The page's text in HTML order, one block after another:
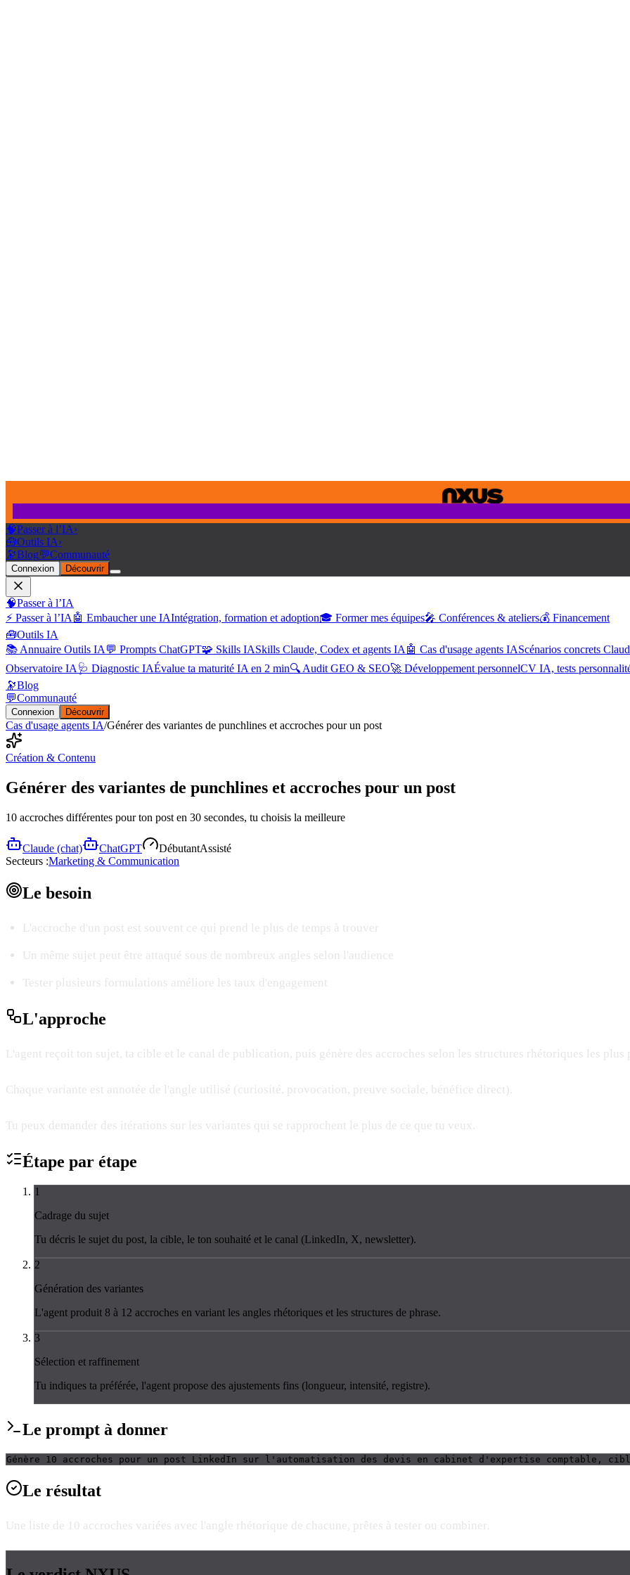
🧠Passer à l’IA›
🧰Outils IA›
🔭Blog💬Communauté
Connexion Découvrir
🧠Passer à l’IA
⚡ Passer à l’IA 🤖 Embaucher une IAIntégration, formation et adoption🎓 Former mes équipes🎤 Conférences & ateliers💰 Financement
🧰Outils IA
📚 Annuaire Outils IA 💬 Prompts ChatGPT🧩 Skills IASkills Claude, Codex et agents IA 🤖 Cas d'usage agents IAScénarios concrets
Observatoire IA 🩺 Diagnostic IAÉvalue ta maturité IA en 2 min🔍 Audit GEO & SEO🚀 Développement personnelCV IA, tests
🔭Blog
💬Communauté
Connexion Découvrir
Cas d'usage agents IA/Générer des variantes de punchlines et accroches pour un post
Création & Contenu
Générer des variantes de punchlines et accroches pour un post
10 accroches différentes pour ton post en 30 secondes, tu choisis la meilleure
Claude (chat) ChatGPT DébutantAssisté
Secteurs :Marketing & Communication
Le besoin
L'accroche d'un post est souvent ce qui prend le plus de temps à trouver
Un même sujet peut être attaqué sous de nombreux angles selon l'audience
Tester plusieurs formulations améliore les taux d'engagement
L'approche
L'agent reçoit ton sujet, ta cible et le canal de publication, puis génère des accroches selon les structures rhétoriques les plus
Chaque variante est annotée de l'angle utilisé (curiosité, provocation, preuve sociale, bénéfice direct).
Tu peux demander des itérations sur les variantes qui se rapprochent le plus de ce que tu veux.
Étape par étape
1
Cadrage du sujet
Tu décris le sujet du post, la cible, le ton souhaité et le canal (LinkedIn, X, newsletter).
2
Génération des variantes
L'agent produit 8 à 12 accroches en variant les angles rhétoriques et les structures de phrase.
3
Sélection et raffinement
Tu indiques ta préférée, l'agent propose des ajustements fins (longueur, intensité, registre).
Le prompt à donner
Génère 10 accroches pour un post LinkedIn sur l'automatisation des devis en cabinet d'expertise comptable,
Le résultat
Une liste de 10 accroches variées avec l'angle rhétorique de chacune, prêtes à tester ou combiner.